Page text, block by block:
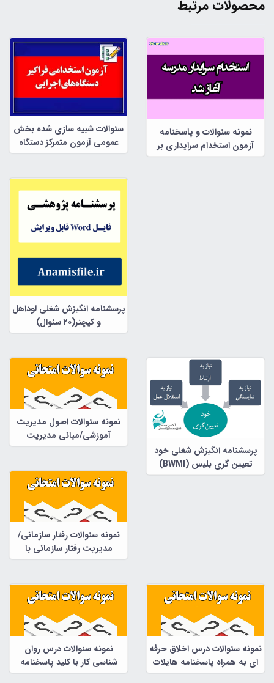
محصولات مرتبط
نمونه سئوالات و پاسخنامه
آزمون استخدام سرایداری بر
اساس منابع دفترچه ثبت نام
سئوالات شبیه سازی شده بخش
عمومی آزمون متمرکز دستگاه
های اجرایی
پرسشنامه انگیزش شغلی لوداهل
و کیچنر(20 سئوال)
پرسشنامه انگیزش شغلی خود
تعیین گری بلیس (BWMI)
نمونه سئوالات اصول مدیریت
آموزشی/مبانی مدیریت
آموزشی با پاسخنامه زیر هر
نمونه سئوالات رفتار سازمانی/
مدیریت رفتار سازمانی با
پاسخنامه هایلایت شده در زیر
نمونه سئوالات درس اخلاق حرفه
ای به همراه پاسخنامه هایلات
شده
نمونه سئوالات درس روان
شناسی کار با کلید پاسخنامه